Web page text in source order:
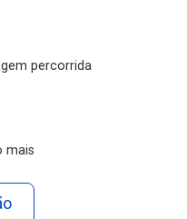
percorrida
mais